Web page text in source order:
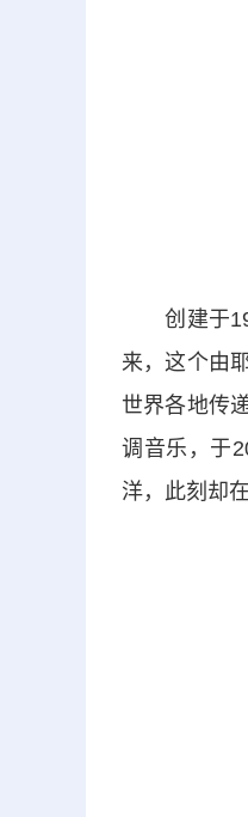
创建于
来，这个由
世界各地传
调音乐，于
洋，此刻却